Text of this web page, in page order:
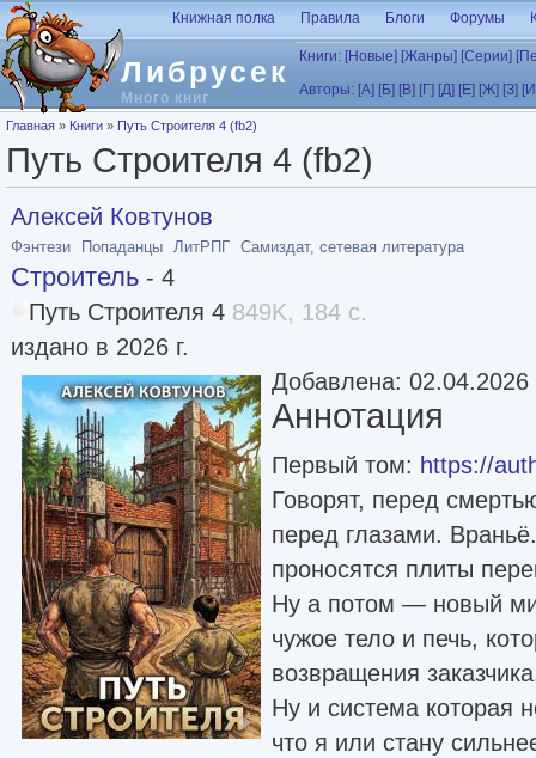
Перейти к основному содержанию
Либрусек
Много книг
Книжная полка Правила Блоги Форумы
Книги: [Новые] [Жанры] [Серии]
Авторы: [А] [Б] [В] [Г] [Д] [Е] [Ж] [З]
Вы здесь
Главная » Книги » Путь Строителя 4 (fb2)
Путь Строителя 4 (fb2)
Алексей Ковтунов
Фэнтези Попаданцы ЛитРПГ Самиздат, сетевая литература
Строитель - 4
Путь Строителя 4 849K, 184 с.
издано в 2026 г.
Добавлена: 02.04.2026
Аннотация
Первый том: https://
Говорят, перед
перед глазами.
проносятся плиты
Ну а потом — новый
чужое тело и печь,
возвращения
Ну и система которая
что я или стану